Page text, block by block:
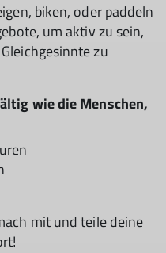
biken, oder paddeln
um aktiv zu sein,
zu
wie die Menschen,
mit und teile deine